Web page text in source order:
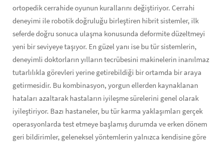
ortopedik cerrahide oyunun kurallarını değiştiriyor. Cerrahi
deneyimi ile robotik doğruluğu birleştiren hibrit sistemler, ilk
seferde doğru sonuca ulaşma konusunda deformite düzeltmeyi
yeni bir seviyeye taşıyor. En güzel yanı ise bu tür sistemlerin,
deneyimli doktorların yılların tecrübesini makinelerin inanılmaz
tutarlılıkla görevleri yerine getirebildiği bir ortamda bir araya
getirmesidir. Bu kombinasyon, yorgun ellerden kaynaklanan
hataları azaltarak hastaların iyileşme sürelerini genel olarak
iyileştiriyor. Bazı hastaneler, bu tür karma yaklaşımları gerçek
operasyonlarda test etmeye başlamış durumda ve erken dönem
geri bildirimler, geleneksel yöntemlerin yalnızca kendisine göre